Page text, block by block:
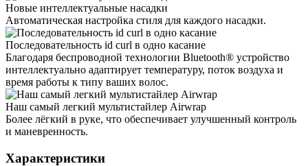
Новые интеллектуальные насадки
Автоматическая настройка стиля для каждого насадки.
Последовательность id curl в одно касание
Благодаря беспроводной технологии Bluetooth® устройство
интеллектуально адаптирует температуру, поток воздуха и
время работы к типу ваших волос.
Наш самый легкий мультистайлер Airwrap
Более лёгкий в руке, что обеспечивает улучшенный контроль
и маневренность.
Характеристики